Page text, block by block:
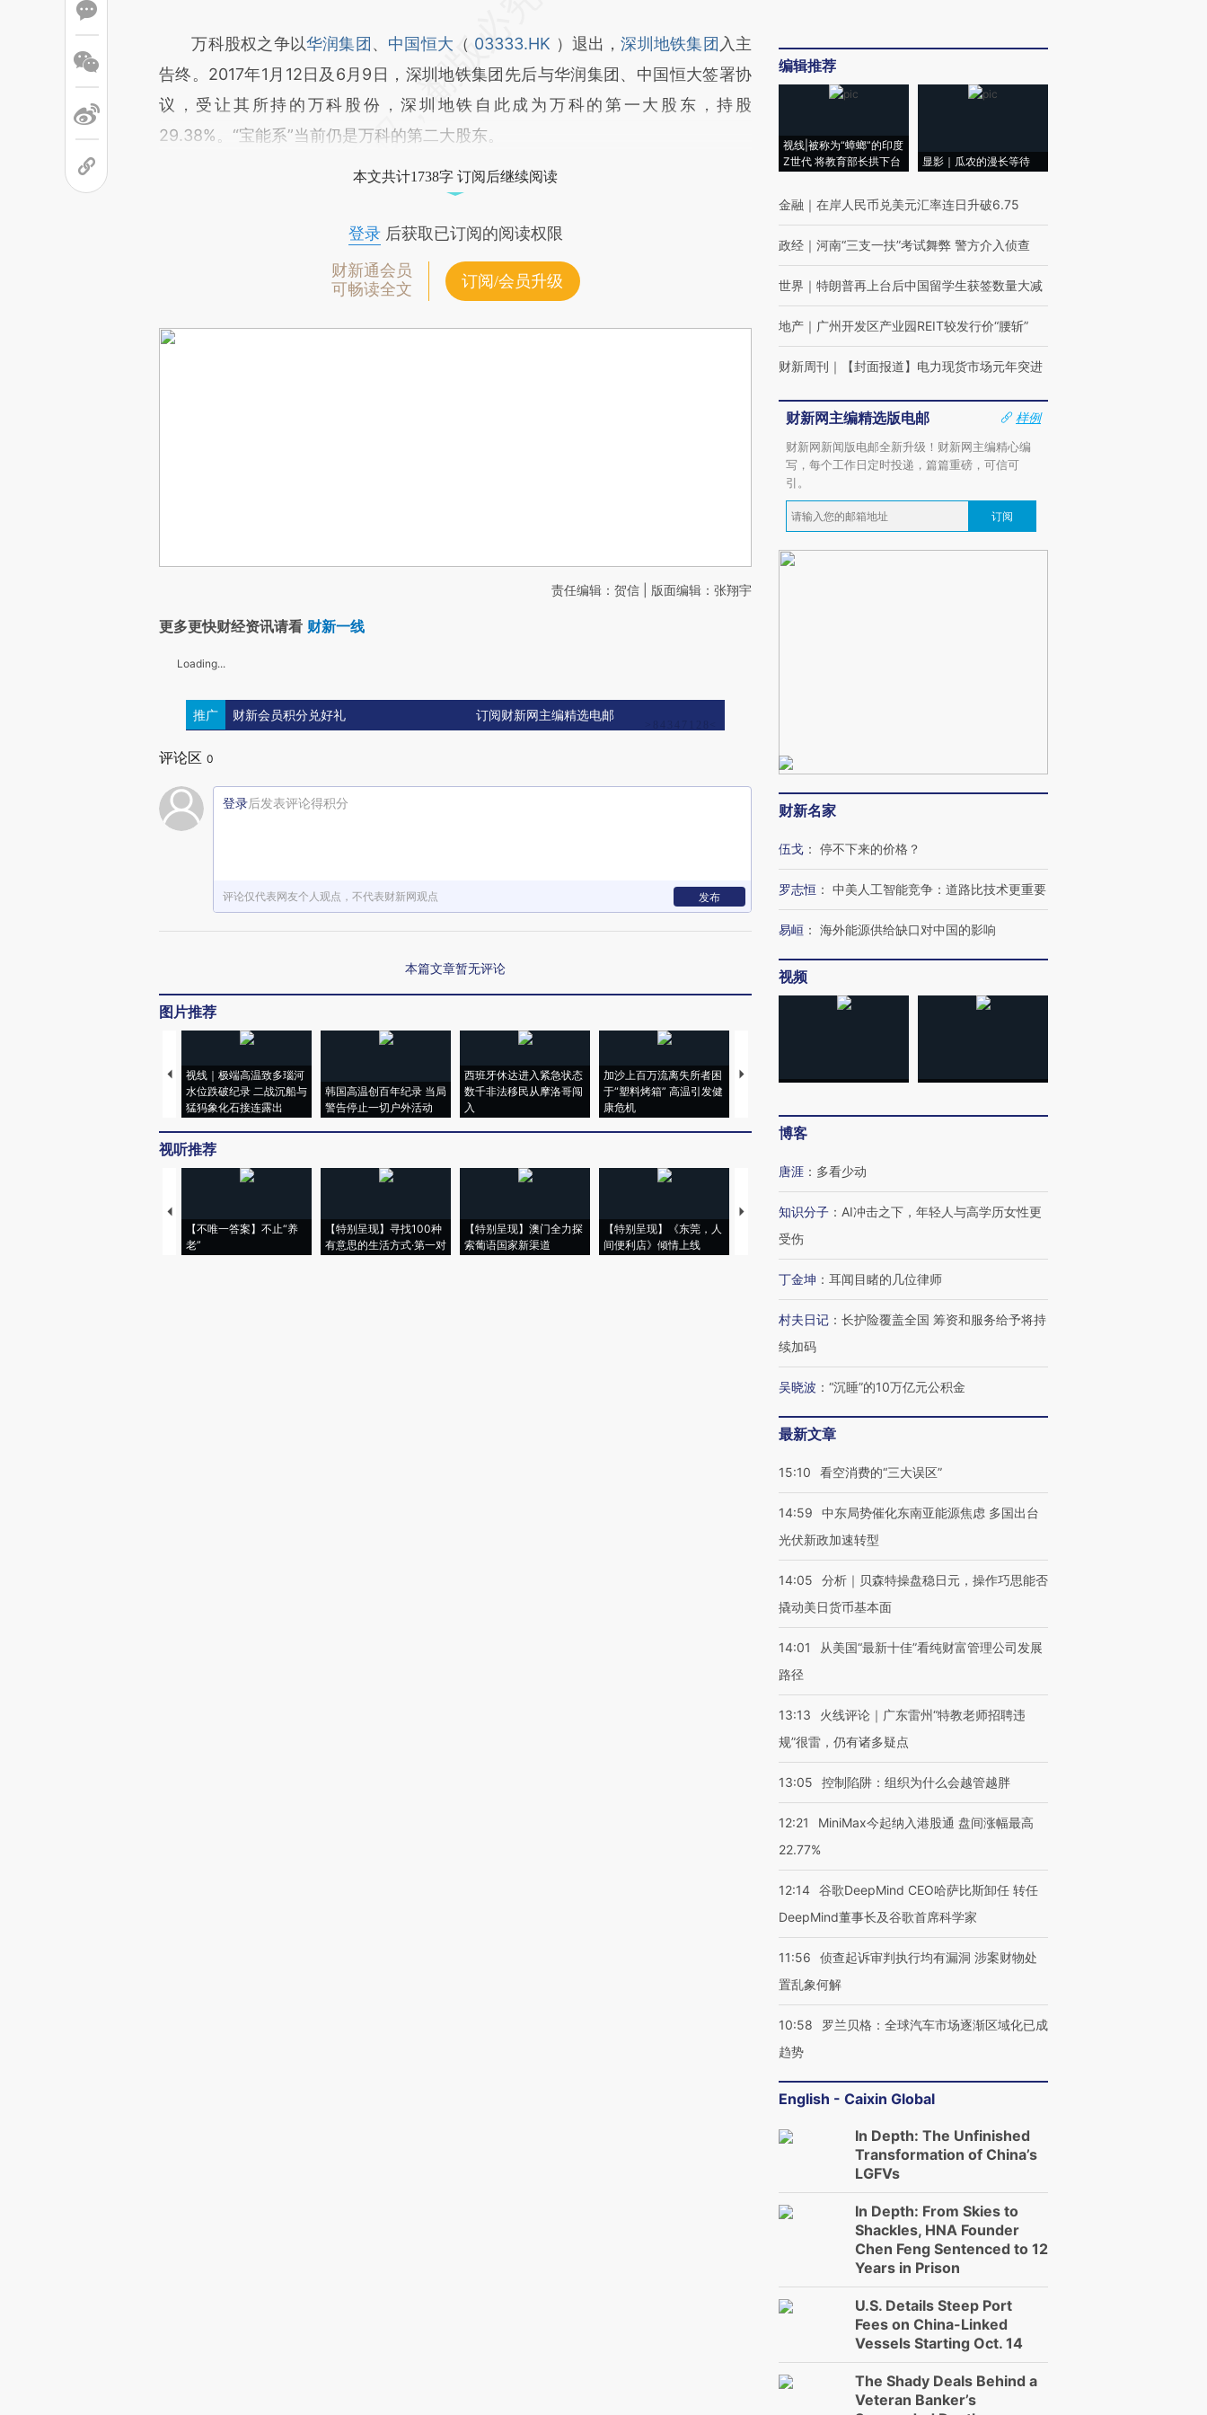
万科股权之争以华润集团 、 中国恒大 （ 03333.HK ）退出，深圳地铁集团 入主
告终。2017年1月12日及6月9日，深圳地铁集团先后与华润集团、中国恒大签署协
议，受让其所持的万科股份，深圳地铁自此成为万科的第一大股东，持股
29.38%。“宝能系”当前仍是万科的第二大股东。
本文共计1738字 订阅后继续阅读
登录后获取已订阅的阅读权限
财新通会员
可畅读全文
订阅/会员升级
责任编辑：贺信 | 版面编辑：张翔宇
更多更快财经资讯请看 财新一线
Loading...
推广 财新会员积分兑好礼 订阅财新网主编精选电邮
评论区 0
登录后发表评论得积分
评论仅代表网友个人观点，不代表财新网观点 发布
本篇文章暂无评论
图片推荐
视线｜极端高温致多瑙河
水位跌破纪录 二战沉船与
猛犸象化石接连露出
韩国高温创百年纪录 当局
警告停止一切户外活动
西班牙休达进入紧急状态
数千非法移民从摩洛哥闯
入
加沙上百万流离失所者困
于“塑料烤箱” 高温引发健
康危机
马航飞行员跨国走私7万
视听推荐
【不唯一答案】不止“养
老”
【特别呈现】寻找100种
有意思的生活方式·第一对
【特别呈现】澳门全力探
索葡语国家新渠道
【特别呈现】《东莞，人
间便利店》倾情上线
【推广】走进第四届链博
【商旅对话】华住集团
编辑推荐
视线|被称为“蟑螂”的印度
Z世代 将教育部长拱下台
显影｜瓜农的漫长等待
金融 ｜ 在岸人民币兑美元汇率连日升破6.75
政经 ｜ 河南“三支一扶”考试舞弊 警方介入侦查
世界 ｜ 特朗普再上台后中国留学生获签数量大减
地产 ｜ 广州开发区产业园REIT较发行价“腰斩”
财新周刊 ｜ 【封面报道】电力现货市场元年突进
财新网主编精选版电邮
样例
财新网新闻版电邮全新升级！财新网主编精心编
写，每个工作日定时投递，篇篇重磅，可信可
引。
订阅
财新名家
伍戈 ： 停不下来的价格？
罗志恒 ： 中美人工智能竞争：道路比技术更重要
易峘 ： 海外能源供给缺口对中国的影响
视频
博客
唐涯 ： 多看少动
知识分子 ： AI冲击之下，年轻人与高学历女性更
受伤
丁金坤 ： 耳闻目睹的几位律师
村夫日记 ： 长护险覆盖全国 筹资和服务给予将持
续加码
吴晓波 ： “沉睡”的10万亿元公积金
最新文章
15:10 看空消费的“三大误区”
14:59
中东局势催化东南亚能源焦虑 多国出台
光伏新政加速转型
14:05
分析｜贝森特操盘稳日元，操作巧思能否
撬动美日货币基本面
14:01
从美国“最新十佳”看纯财富管理公司发展
路径
13:13
火线评论｜广东雷州“特教老师招聘违
规”很雷，仍有诸多疑点
13:05 控制陷阱：组织为什么会越管越胖
12:21
MiniMax今起纳入港股通 盘间涨幅最高
22.77%
12:14 谷歌DeepMind CEO哈萨比斯卸任 转任
DeepMind董事长及谷歌首席科学家
11:56
侦查起诉审判执行均有漏洞 涉案财物处
置乱象何解
10:58
罗兰贝格：全球汽车市场逐渐区域化已成
趋势
English - Caixin Global
In Depth: The Unfinished
Transformation of China’s
LGFVs
In Depth: From Skies to
Shackles, HNA Founder
Chen Feng Sentenced to 12
Years in Prison
U.S. Details Steep Port
Fees on China-Linked
Vessels Starting Oct. 14
The Shady Deals Behind a
Veteran Banker’s